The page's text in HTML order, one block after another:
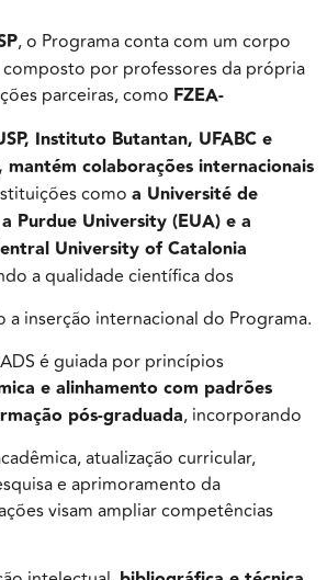
, o Programa conta com um corpo
por professores da própria
parceiras, como FZEA-
Instituto Butantan, UFABC e
mantém colaborações internacionais
como a Université de
Purdue University (EUA) e a
University of Catalonia
a qualidade científica dos
inserção internacional do Programa.
é guiada por princípios
e alinhamento com padrões
pós-graduada, incorporando
atualização curricular,
e aprimoramento da
visam ampliar competências